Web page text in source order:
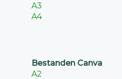
A3
A4
Bestanden Canva
A2